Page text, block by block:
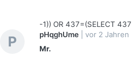
-1)) OR 437=(SELECT 437
P pHqghUme
vor 2 Jahren
Mr.